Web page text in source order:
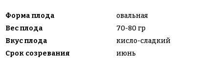
Форма плода
овальная
Вес плода
70-80 гр
Вкус плода
кисло-сладкий
Срок созревания
июнь